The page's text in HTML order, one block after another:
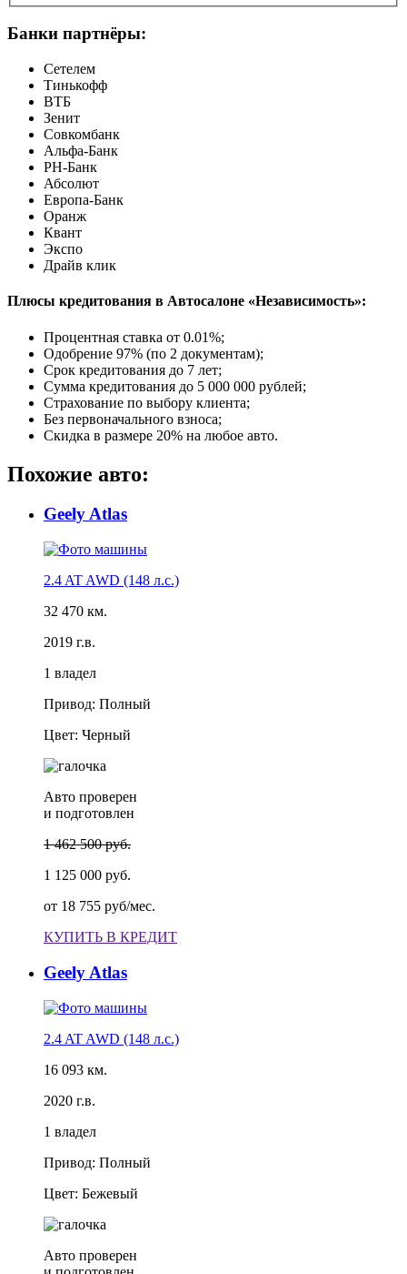
Банки партнёры:
Сетелем
Тинькофф
ВТБ
Зенит
Совкомбанк
Альфа-Банк
РН-Банк
Абсолют
Европа-Банк
Оранж
Квант
Экспо
Драйв клик
Плюсы кредитования в Автосалоне «Независимость»:
Процентная ставка от 0.01%;
Одобрение 97% (по 2 документам);
Срок кредитования до 7 лет;
Сумма кредитования до 5 000 000 рублей;
Страхование по выбору клиента;
Без первоначального взноса;
Скидка в размере 20% на любое авто.
Похожие авто:
Geely Atlas
2.4 AT AWD (148 л.с.)
32 470 км.
2019 г.в.
1 владел
Привод: Полный
Цвет: Черный
Авто проверен
и подготовлен
1 462 500 руб.
1 125 000 руб.
от 18 755 руб/мес.
КУПИТЬ В КРЕДИТ
Geely Atlas
2.4 AT AWD (148 л.с.)
16 093 км.
2020 г.в.
1 владел
Привод: Полный
Цвет: Бежевый
Авто проверен